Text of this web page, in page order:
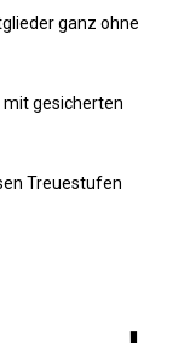
ganz ohne
gesicherten
Treuestufen